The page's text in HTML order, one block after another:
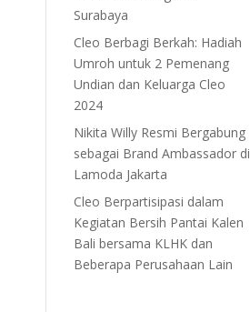
Surabaya
Cleo Berbagi Berkah: Hadiah
Umroh untuk 2 Pemenang
Undian dan Keluarga Cleo
2024
Nikita Willy Resmi Bergabung
sebagai Brand Ambassador di
Lamoda Jakarta
Cleo Berpartisipasi dalam
Kegiatan Bersih Pantai Kalen
Bali bersama KLHK dan
Beberapa Perusahaan Lain